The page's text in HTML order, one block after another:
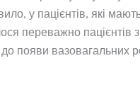
у пацієнтів, які
переважно
появи вазовагальних